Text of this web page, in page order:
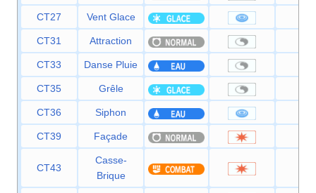
CT27 Vent Glace
CT31 Attraction
CT33 Danse Pluie
CT35 Grêle
CT36 Siphon
CT39 Façade
CT43
Casse-
Brique